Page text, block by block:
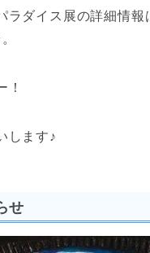
ラダイス展の詳細情報
！
いします♪
せ